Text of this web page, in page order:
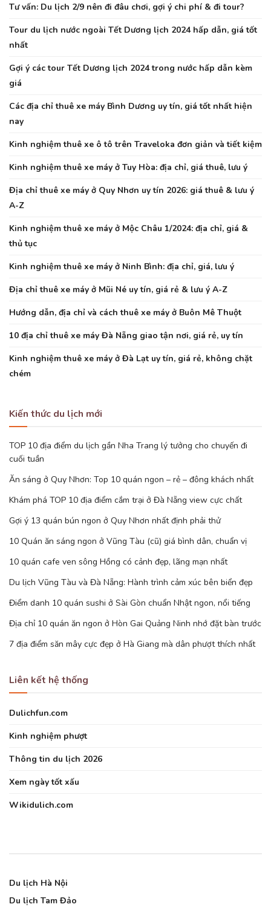
Tư vấn: Du lịch 2/9 nên đi đâu chơi, gợi ý chi phí & đi tour?
Tour du lịch nước ngoài Tết Dương lịch 2024 hấp dẫn, giá tốt
nhất
Gợi ý các tour Tết Dương lịch 2024 trong nước hấp dẫn kèm
giá
Các địa chỉ thuê xe máy Bình Dương uy tín, giá tốt nhất hiện
nay
Kinh nghiệm thuê xe ô tô trên Traveloka đơn giản và tiết kiệm
Kinh nghiệm thuê xe máy ở Tuy Hòa: địa chỉ, giá thuê, lưu ý
Địa chỉ thuê xe máy ở Quy Nhơn uy tín 2026: giá thuê & lưu ý
A-Z
Kinh nghiệm thuê xe máy ở Mộc Châu 1/2024: địa chỉ, giá &
thủ tục
Kinh nghiệm thuê xe máy ở Ninh Bình: địa chỉ, giá, lưu ý
Địa chỉ thuê xe máy ở Mũi Né uy tín, giá rẻ & lưu ý A-Z
Hướng dẫn, địa chỉ và cách thuê xe máy ở Buôn Mê Thuột
10 địa chỉ thuê xe máy Đà Nẵng giao tận nơi, giá rẻ, uy tín
Kinh nghiệm thuê xe máy ở Đà Lạt uy tín, giá rẻ, không chặt
chém
Kiến thức du lịch mới
TOP 10 địa điểm du lịch gần Nha Trang lý tưởng cho chuyến đi
cuối tuần
Ăn sáng ở Quy Nhơn: Top 10 quán ngon – rẻ – đông khách nhất
Khám phá TOP 10 địa điểm cắm trại ở Đà Nẵng view cực chất
Gợi ý 13 quán bún ngon ở Quy Nhơn nhất định phải thử
10 Quán ăn sáng ngon ở Vũng Tàu (cũ) giá bình dân, chuẩn vị
10 quán cafe ven sông Hồng có cảnh đẹp, lãng mạn nhất
Du lịch Vũng Tàu và Đà Nẵng: Hành trình cảm xúc bên biển đẹp
Điểm danh 10 quán sushi ở Sài Gòn chuẩn Nhật ngon, nổi tiếng
Địa chỉ 10 quán ăn ngon ở Hòn Gai Quảng Ninh nhớ đặt bàn trước
7 địa điểm săn mây cực đẹp ở Hà Giang mà dân phượt thích nhất
Liên kết hệ thống
Dulichfun.com
Kinh nghiệm phượt
Thông tin du lịch 2026
Xem ngày tốt xấu
Wikidulich.com
Du lịch Hà Nội
Du lịch Tam Đảo